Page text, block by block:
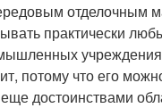
отделочным
практически
потому что его
достоинствами